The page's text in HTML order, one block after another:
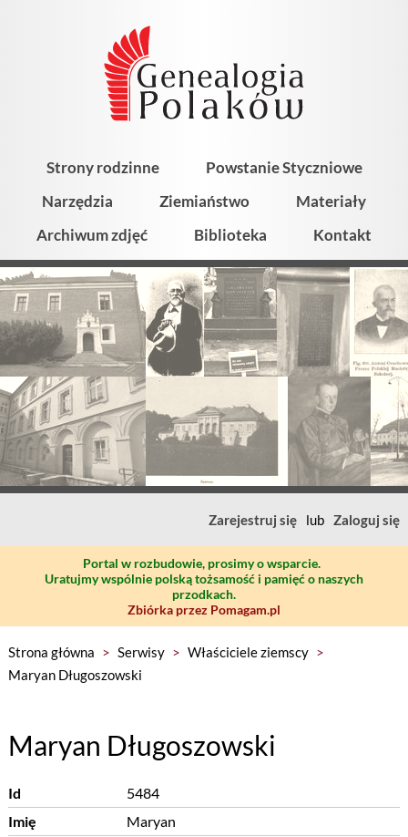
Strony rodzinne
Powstanie Styczniowe
Narzędzia
Ziemiaństwo
Materiały
Archiwum zdjęć
Biblioteka Kontakt
Zarejestruj się lub Zaloguj się
Portal w rozbudowie, prosimy o wsparcie.
Uratujmy wspólnie polską tożsamość i pamięć o naszych
przodkach.
Zbiórka przez Pomagam.pl
Strona główna > Serwisy > Właściciele ziemscy >
Maryan Długoszowski
Maryan Długoszowski
Id
5484
Imię
Maryan